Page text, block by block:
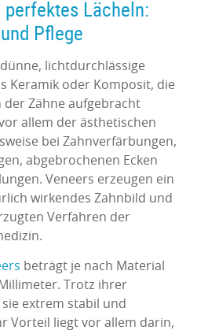
Lächeln:
Pflege
lichtdurchlässige
Keramik oder Komposit, die
der Zähne aufgebracht
allem der ästhetischen
bei Zahnverfärbungen,
abgebrochenen Ecken
Veneers erzeugen ein
wirkendes Zahnbild und
Verfahren der
beträgt je nach Material
Trotz ihrer
extrem stabil und
Vorteil liegt vor allem darin,